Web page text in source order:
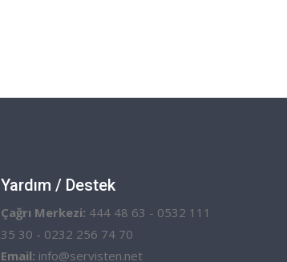
Yardım / Destek
Çağrı Merkezi: 444 48 63 - 0532 111
35 30 - 0232 256 74 70
Email: info@servisten.net